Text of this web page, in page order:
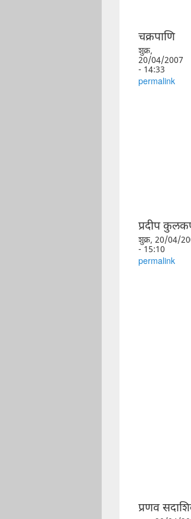
चक्रपाणि
शुक्र,
20/04/2007
- 14:33
permalink
प्रदीप
शुक्र, 20/04/
- 15:10
permalink
प्रणव